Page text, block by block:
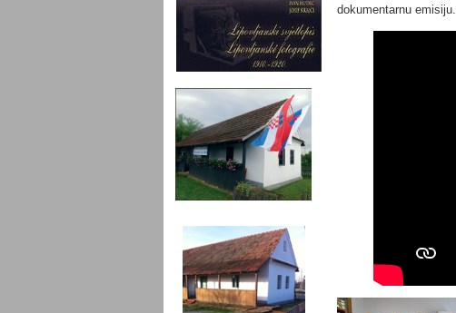
dokumentarnu emisiju.